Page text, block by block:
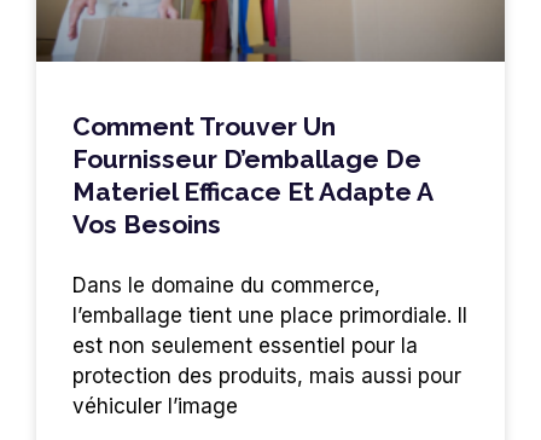
Comment Trouver Un
Fournisseur D’emballage De
Materiel Efficace Et Adapte A
Vos Besoins
Dans le domaine du commerce,
l’emballage tient une place primordiale. Il
est non seulement essentiel pour la
protection des produits, mais aussi pour
véhiculer l’image